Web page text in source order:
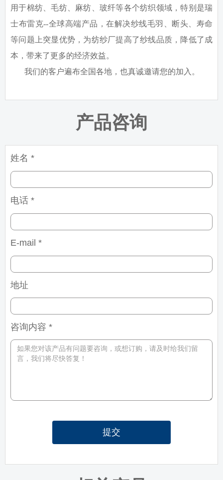
用于棉纺、毛纺、麻纺、玻纤等各个纺织领域，特别是瑞
士布雷克--全球高端产品，在解决纱线毛羽、断头、寿命
等问题上突显优势，为纺纱厂提高了纱线品质，降低了成
本，带来了更多的经济效益。
我们的客户遍布全国各地，也真诚邀请您的加入。
产品咨询
姓名 *
电话 *
E-mail *
地址
咨询内容 *
提交